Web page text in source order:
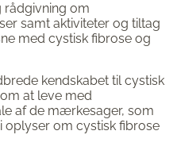
rådgivning om
samt aktiviteter og tiltag
med cystisk fibrose og
kendskabet til cystisk
at leve med
af de mærkesager, som
om cystisk fibrose